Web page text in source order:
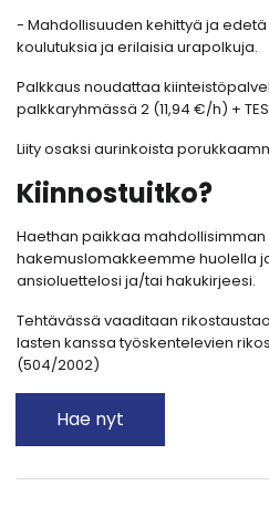
- Mahdollisuuden kehittyä ja
koulutuksia ja erilaisia urapolkuja.
Palkkaus noudattaa
palkkaryhmässä 2 (11,94 €/h) +
Liity osaksi aurinkoista
Kiinnostuitko?
Haethan paikkaa
hakemuslomakkeemme huolella
ansioluettelosi ja/tai hakukirjeesi.
Tehtävässä vaaditaan
lasten kanssa työskentelevien
(504/2002)
Hae nyt